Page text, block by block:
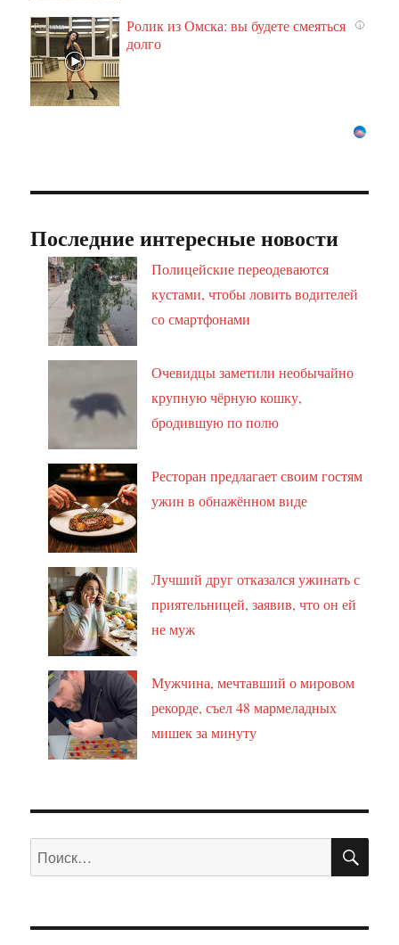
i
Ролик из Омска: вы будете смеяться
долго
Последние интересные новости
Полицейские переодеваются
кустами, чтобы ловить водителей
со смартфонами
Очевидцы заметили необычайно
крупную чёрную кошку,
бродившую по полю
Ресторан предлагает своим гостям
ужин в обнажённом виде
Лучший друг отказался ужинать с
приятельницей, заявив, что он ей
не муж
Мужчина, мечтавший о мировом
рекорде, съел 48 мармеладных
мишек за минуту
Искать: